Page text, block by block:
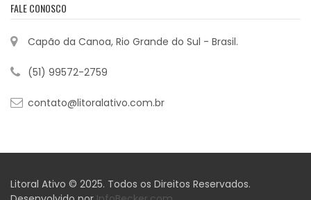
FALE CONOSCO
Capão da Canoa, Rio Grande do Sul - Brasil.
(51) 99572-2759
contato@litoralativo.com.br
Litoral Ativo © 2025. Todos os Direitos Reservados.